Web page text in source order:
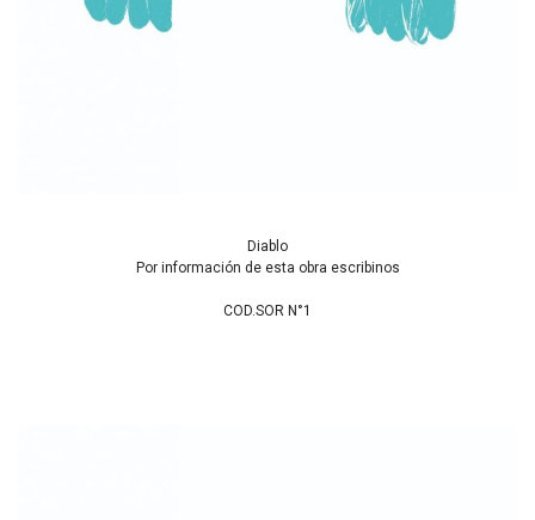
Diablo
Por información de esta obra escribinos
COD.SOR N°1